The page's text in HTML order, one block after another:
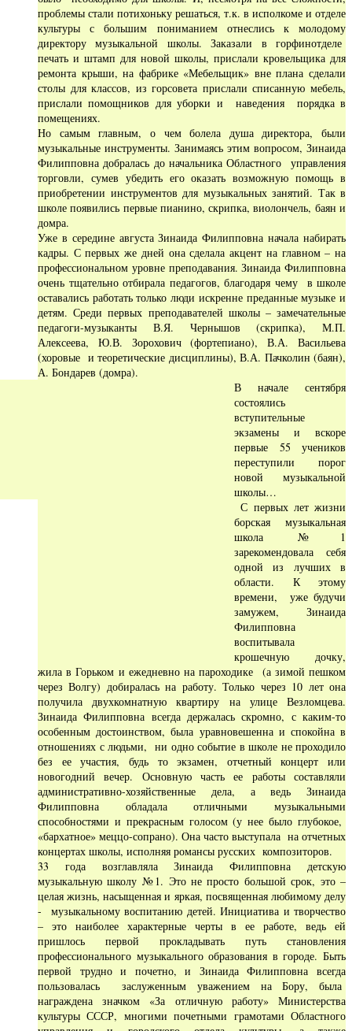
проблемы стали потихоньку решаться, т.к. в исполкоме и отделе
культуры с большим пониманием отнеслись к молодому
директору музыкальной школы. Заказали в горфинотделе
печать и штамп для новой школы, прислали кровельщика для
ремонта крыши, на фабрике «Мебельщик» вне плана сделали
столы для классов, из горсовета прислали списанную мебель,
прислали помощников для уборки и наведения порядка в
помещениях.
Но самым главным, о чем болела душа директора, были
музыкальные инструменты. Занимаясь этим вопросом, Зинаида
Филипповна добралась до начальника Областного управления
торговли, сумев убедить его оказать возможную помощь в
приобретении инструментов для музыкальных занятий. Так в
школе появились первые пианино, скрипка, виолончель, баян и
домра.
Уже в середине августа Зинаида Филипповна начала набирать
кадры. С первых же дней она сделала акцент на главном – на
профессиональном уровне преподавания. Зинаида Филипповна
очень тщательно отбирала педагогов, благодаря чему в школе
оставались работать только люди искренне преданные музыке и
детям. Среди первых преподавателей школы – замечательные
педагоги-музыканты В.Я. Чернышов (скрипка), М.П.
Алексеева, Ю.В. Зорохович (фортепиано), В.А. Васильева
(хоровые и теоретические дисциплины), В.А. Пачколин (баян),
А. Бондарев (домра).
В начале сентября
состоялись
вступительные
экзамены и вскоре
первые 55 учеников
переступили порог
новой музыкальной
школы…
С первых лет жизни
борская музыкальная
школа №1
зарекомендовала себя
одной из лучших в
области. К этому
времени, уже будучи
замужем, Зинаида
Филипповна
воспитывала
крошечную дочку,
жила в Горьком и ежедневно на пароходике (а зимой пешком
через Волгу) добиралась на работу. Только через 10 лет она
получила двухкомнатную квартиру на улице Везломцева.
Зинаида Филипповна всегда держалась скромно, с каким-то
особенным достоинством, была уравновешенна и спокойна в
отношениях с людьми, ни одно событие в школе не проходило
без ее участия, будь то экзамен, отчетный концерт или
новогодний вечер. Основную часть ее работы составляли
административно-хозяйственные дела, а ведь Зинаида
Филипповна обладала отличными музыкальными
способностями и прекрасным голосом (у нее было глубокое,
«бархатное» меццо-сопрано). Она часто выступала на отчетных
концертах школы, исполняя романсы русских композиторов.
33 года возглавляла Зинаида Филипповна детскую
музыкальную школу №1. Это не просто большой срок, это –
целая жизнь, насыщенная и яркая, посвященная любимому делу
- музыкальному воспитанию детей. Инициатива и творчество
– это наиболее характерные черты в ее работе, ведь ей
пришлось первой прокладывать путь становления
профессионального музыкального образования в городе. Быть
первой трудно и почетно, и Зинаида Филипповна всегда
пользовалась заслуженным уважением на Бору, была
награждена значком «За отличную работу» Министерства
культуры СССР, многими почетными грамотами Областного